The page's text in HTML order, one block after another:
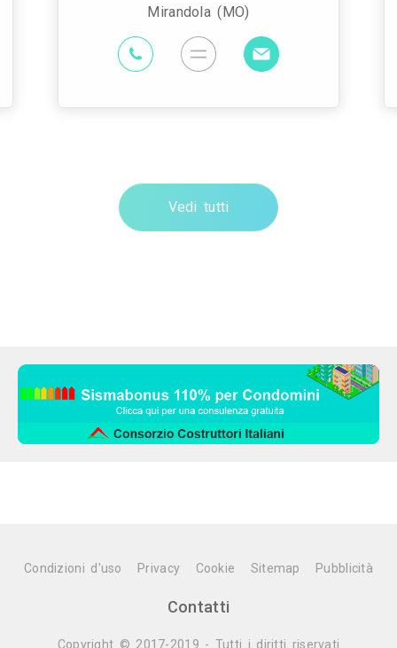
Mirandola (MO)
Vedi tutti
Condizioni d'uso Privacy Cookie Sitemap Pubblicità
Contatti
Copyright © 2017-2019 - Tutti i diritti riservati